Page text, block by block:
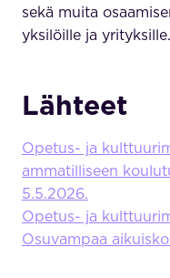
sekä muita
yksilöille ja yrityksille.
Lähteet
Opetus- ja
ammatilliseen
5.5.2026.
Opetus- ja
Osuvampaa